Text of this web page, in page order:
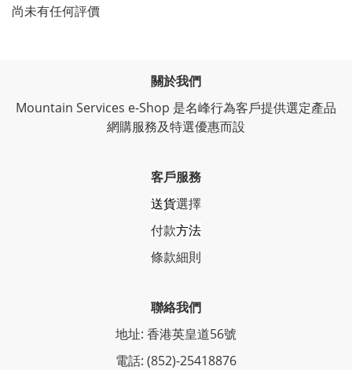
尚未有任何評價
關於我們
Mountain Services e-Shop 是名峰行為客戶提供選定產品
網購服務及特選優惠而設
客戶服務
送貨選擇
付款方法
條款細則
聯絡我們
地址: 香港英皇道56號
電話: (852)-25418876